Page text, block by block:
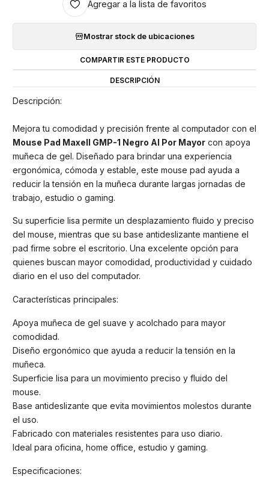
Agregar a la lista de favoritos
Mostrar stock de ubicaciones
COMPARTIR ESTE PRODUCTO
DESCRIPCIÓN
Descripción:
Mejora tu comodidad y precisión frente al computador con el
Mouse Pad Maxell GMP-1 Negro Al Por Mayor con apoya
muñeca de gel. Diseñado para brindar una experiencia
ergonómica, cómoda y estable, este mouse pad ayuda a
reducir la tensión en la muñeca durante largas jornadas de
trabajo, estudio o gaming.
Su superficie lisa permite un desplazamiento fluido y preciso
del mouse, mientras que su base antideslizante mantiene el
pad firme sobre el escritorio. Una excelente opción para
quienes buscan mayor comodidad, productividad y cuidado
diario en el uso del computador.
Características principales:
Apoya muñeca de gel suave y acolchado para mayor
comodidad.
Diseño ergonómico que ayuda a reducir la tensión en la
muñeca.
Superficie lisa para un movimiento preciso y fluido del
mouse.
Base antideslizante que evita movimientos molestos durante
el uso.
Fabricado con materiales resistentes para uso diario.
Ideal para oficina, home office, estudio y gaming.
Especificaciones: